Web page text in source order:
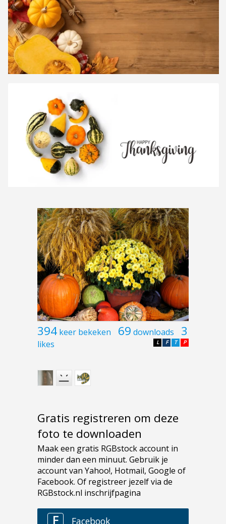
394 keer bekeken 69 downloads 3
likes P
T
F
L
Gratis registreren om deze
foto te downloaden